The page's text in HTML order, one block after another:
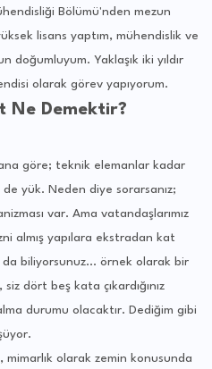
Bölümü'nden mezun
lisans yaptım, mühendislik ve
Yaklaşık iki yıldır
olarak görev yapıyorum.
Ne Demektir?
göre; teknik elemanlar kadar
de yük. Neden diye sorarsanız;
var. Ama vatandaşlarımız
almış yapılara ekstradan kat
da biliyorsunuz... örnek olarak bir
dört beş kata çıkardığınız
durumu olacaktır. Dediğim gibi
olarak zemin konusunda